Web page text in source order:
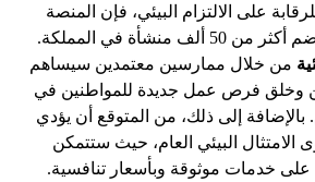
على الالتزام البيئي، فإن المنصة
تستهدف سوقًا كبيرًا يضم أكثر من 50 ألف منشأة في المملكة.
من خلال ممارسين معتمدين سيساهم
وخلق فرص عمل جديدة للمواطنين في
إلى ذلك، من المتوقع أن يؤدي
البيئي العام، حيث ستتمكن
خدمات موثوقة وبأسعار تنافسية.